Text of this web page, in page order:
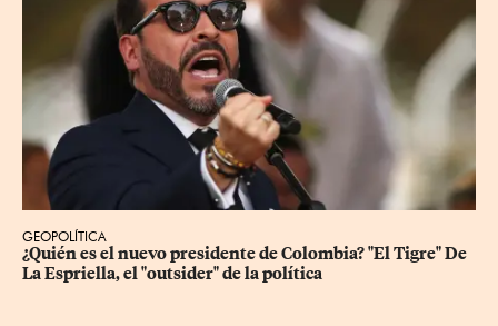
GEOPOLÍTICA
¿Quién es el nuevo presidente de Colombia? "El Tigre" De
La Espriella, el "outsider" de la política